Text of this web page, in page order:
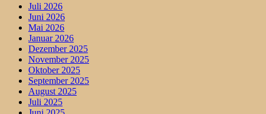
Juli 2026
Juni 2026
Mai 2026
Januar 2026
Dezember 2025
November 2025
Oktober 2025
September 2025
August 2025
Juli 2025